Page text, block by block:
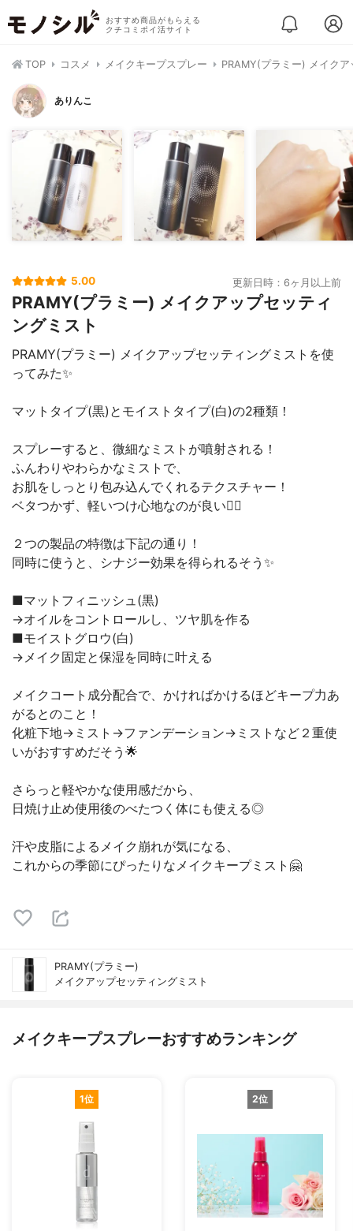
おすすめ商品がもらえる
クチコミポイ活サイト
TOP コスメ メイクキープスプレー PRAMY(プラミー) メイク
ありんこ
5.00 更新日時：6ヶ月以上前
PRAMY(プラミー) メイクアップセッティ
ングミスト
PRAMY(プラミー) メイクアップセッティングミストを使
ってみた✨
マットタイプ(黒)とモイストタイプ(白)の2種類！
スプレーすると、微細なミストが噴射される！
ふんわりやわらかなミストで、
お肌をしっとり包み込んでくれるテクスチャー！
ベタつかず、軽いつけ心地なのが良い🙆‍♀️
２つの製品の特徴は下記の通り！
同時に使うと、シナジー効果を得られるそう✨
■マットフィニッシュ(黒)
→オイルをコントロールし、ツヤ肌を作る
■モイストグロウ(白)
→メイク固定と保湿を同時に叶える
メイクコート成分配合で、かければかけるほどキープ力あ
がるとのこと！
化粧下地→ミスト→ファンデーション→ミストなど２重使
いがおすすめだそう🌟
さらっと軽やかな使用感だから、
日焼け止め使用後のべたつく体にも使える◎
汗や皮脂によるメイク崩れが気になる、
これからの季節にぴったりなメイクキープミスト🤗
PRAMY(プラミー)
メイクアップセッティングミスト
メイクキープスプレーおすすめランキング
1位 2位